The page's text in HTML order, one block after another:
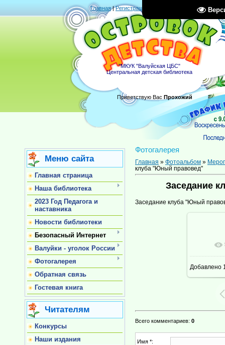
Главная|Регистрация
"МКУК "Валуйская ЦБС"
Центральная детская библиотека
Приветствую Вас Прохожий
Меню сайта
Главная страница
Наша библиотека
2023 Год Педагога и
наставника
Новости библиотеки
Безопасный Интернет
Валуйки - уголок России
Фотогалерея
Обратная связь
Гостевая книга
Читателям
Конкурсы
Наши издания
Фотогалерея
Главная » Фотоальбом »
клуба "Юный правовед"
Заседание
Заседание клуба "Юный
В
Добавлено
Всего комментариев: 0
Имя *: